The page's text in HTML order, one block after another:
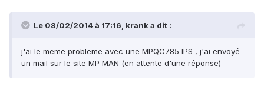
Le 08/02/2014 à 17:16, krank a dit :
j'ai le meme probleme avec une MPQC785 IPS , j'ai envoyé
un mail sur le site MP MAN (en attente d'une réponse)